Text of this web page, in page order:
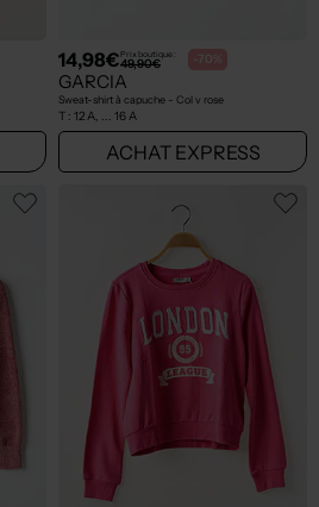
14,98€Prix boutique :
49,90€ -70%
GARCIA
Sweat-shirt à capuche - Col v rose
T : 12 A, ... 16 A
ACHAT EXPRESS